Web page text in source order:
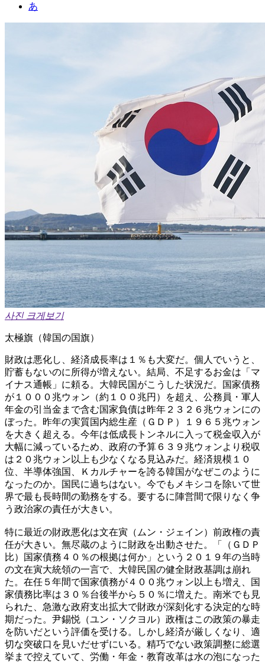
あ
사진 크게보기
太極旗（韓国の国旗）
財政は悪化し、経済成長率は１％も大変だ。個人でいうと、
貯蓄もないのに所得が増えない。結局、不足するお金は「マ
イナス通帳」に頼る。大韓民国がこうした状況だ。国家債務
が１０００兆ウォン（約１００兆円）を超え、公務員・軍人
年金の引当金まで含む国家負債は昨年２３２６兆ウォンにの
ぼった。昨年の実質国内総生産（ＧＤＰ）１９６５兆ウォン
を大きく超える。今年は低成長トンネルに入って税金収入が
大幅に減っているため、政府の予算６３９兆ウォンより税収
は２０兆ウォン以上も少なくなる見込みだ。経済規模１０
位、半導体強国、Ｋカルチャーを誇る韓国がなぜこのように
なったのか。国民に過ちはない。今でもメキシコを除いて世
界で最も長時間の勤務をする。要するに陣営間で限りなく争
う政治家の責任が大きい。
特に最近の財政悪化は文在寅（ムン・ジェイン）前政権の責
任が大きい。無尽蔵のように財政を出動させた。「（ＧＤＰ
比）国家債務４０％の根拠は何か」という２０１９年の当時
の文在寅大統領の一言で、大韓民国の健全財政基調は崩れ
た。在任５年間で国家債務が４００兆ウォン以上も増え、国
家債務比率は３０％台後半から５０％に増えた。南米でも見
られた、急激な政府支出拡大で財政が深刻化する決定的な時
期だった。尹錫悦（ユン・ソクヨル）政権はこの政策の暴走
を防いだという評価を受ける。しかし経済が厳しくなり、適
切な突破口を見いだせずにいる。精巧でない政策調整に総選
挙まで控えていて、労働・年金・教育改革は水の泡になった